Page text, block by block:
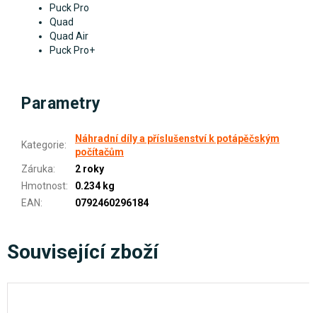
Puck Pro
Quad
Quad Air
Puck Pro+
Parametry
Kategorie:
Náhradní díly a příslušenství k potápěčským
počítačům
Záruka:
2 roky
Hmotnost:
0.234 kg
EAN: 0792460296184
Související zboží